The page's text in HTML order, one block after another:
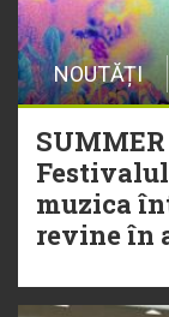
NOUTĂȚI
muzica
revine în